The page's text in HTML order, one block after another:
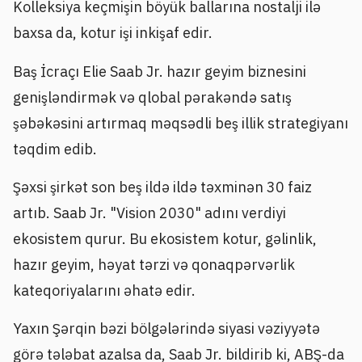
Kolleksiya keçmişin böyük ballarına nostalji ilə
baxsa da, kotur işi inkişaf edir.
Baş İcraçı Elie Saab Jr. hazır geyim biznesini
genişləndirmək və qlobal pərakəndə satış
şəbəkəsini artırmaq məqsədli beş illik strategiyanı
təqdim edib.
Şəxsi şirkət son beş ildə ildə təxminən 30 faiz
artıb. Saab Jr. "Vision 2030" adını verdiyi
ekosistem qurur. Bu ekosistem kotur, gəlinlik,
hazır geyim, həyat tərzi və qonaqpərvərlik
kateqoriyalarını əhatə edir.
Yaxın Şərqin bəzi bölgələrində siyasi vəziyyətə
görə tələbat azalsa da, Saab Jr. bildirib ki, ABŞ-da